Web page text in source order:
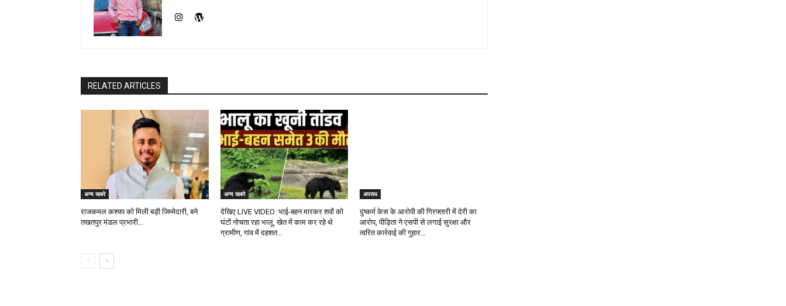
RELATED ARTICLES
अन्य खबरे
राजकमल कश्यप को मिली बड़ी जिम्मेदारी, बने
तखतपुर मंडल प्रभारी…
अन्य खबरे
देखिए LIVE VIDEO: भाई-बहन मारकर शवों को
घंटों नोचता रहा भालू, खेत में काम कर रहे थे
ग्रामीण, गांव में दहशत…
अपराध
दुष्कर्म केस के आरोपी की गिरफ्तारी में देरी का
आरोप, पीड़िता ने एसपी से लगाई सुरक्षा और
त्वरित कार्रवाई की गुहार…